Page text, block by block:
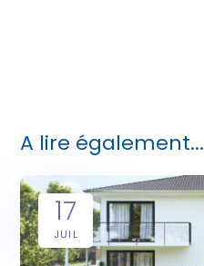
A lire également...
17
JUIL